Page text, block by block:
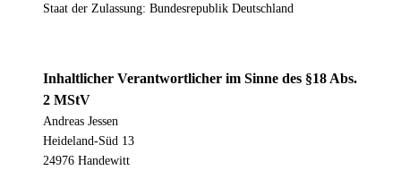
Staat der Zulassung: Bundesrepublik Deutschland
Inhaltlicher Verantwortlicher im Sinne des §18 Abs.
2 MStV
Andreas Jessen
Heideland-Süd 13
24976 Handewitt